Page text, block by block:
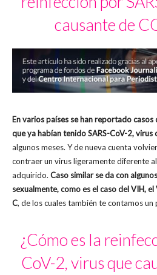
causante de
En varios países se han reportado
que ya habían tenido SARS-CoV-2,
algunos meses. Y de nueva cuenta
contraer un virus ligeramente diferente
adquirido. Caso similar se da con
sexualmente, como es el caso del VIH,
C, de los cuales también te contamos un
¿Cómo es la
CoV-2, virus que